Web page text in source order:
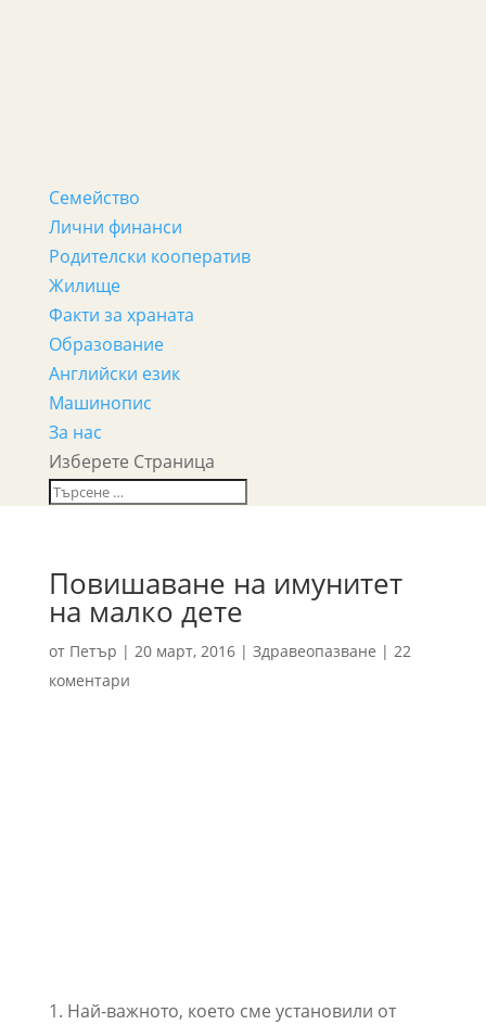
Семейство
Лични финанси
Родителски кооператив
Жилище
Факти за храната
Образование
Английски език
Машинопис
За нас
Изберете Страница
Повишаване на имунитет
на малко дете
от Петър | 20 март, 2016| Здравеопазване | 22
коментари
Най-важното, което сме установили от